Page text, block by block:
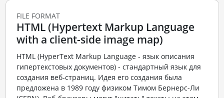
FILE FORMAT
HTML (Hypertext Markup Language
with a client-side image map)
HTML (HyperText Markup Language - язык описания
гипертекстовых документов) - стандартный язык для
создания веб-страниц. Идея его создания была
предложена в 1989 году физиком Тимом Бернерс-Ли